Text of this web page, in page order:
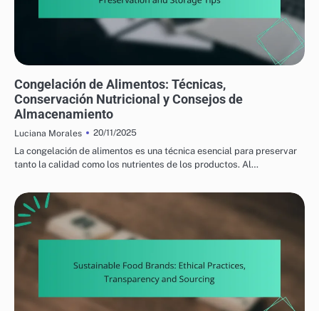
ALIMENTARIA Y EL ALMACENAMIENTO
Congelación de Alimentos: Técnicas,
Conservación Nutricional y Consejos de
Almacenamiento
Luciana Morales
20/11/2025
La congelación de alimentos es una técnica esencial para preservar
tanto la calidad como los nutrientes de los productos. Al…